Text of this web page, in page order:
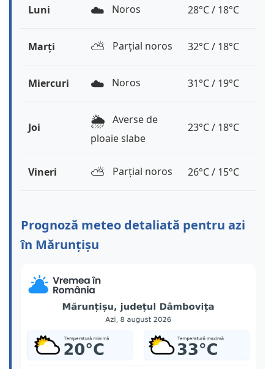
Luni ☁️ Noros 28°C / 18°C
Marți ⛅️ Parțial noros 32°C / 18°C
Miercuri ☁️ Noros 31°C / 19°C
Joi 🌦️ Averse de
ploaie slabe
23°C / 18°C
Vineri ⛅️ Parțial noros 26°C / 15°C
Prognoză meteo detaliată pentru azi
în Mărunțișu